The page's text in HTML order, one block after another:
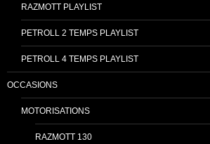
RAZMOTT PLAYLIST
PETROLL 2 TEMPS PLAYLIST
PETROLL 4 TEMPS PLAYLIST
OCCASIONS
MOTORISATIONS
RAZMOTT 130